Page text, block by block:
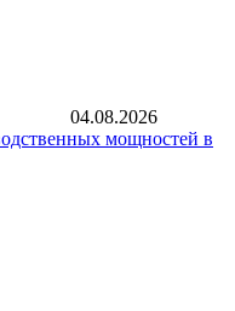
04.08.2026
мощностей в